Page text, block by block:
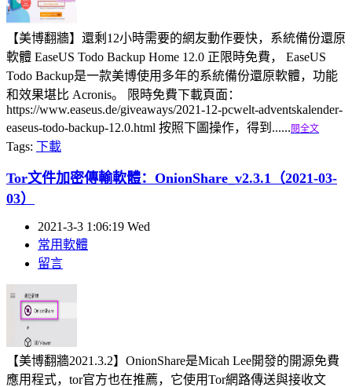
【美博翻牆】還剩12小時需要的網友動作要快，系統備份還原
軟體 EaseUS Todo Backup Home 12.0 正限時免費， EaseUS
Todo Backup是一款美博使用多年的系統備份還原軟體，功能
和效果堪比 Acronis。 限時免費下載頁面：
https://www.easeus.de/giveaways/2021-12-pcwelt-adventskalender-
easeus-todo-backup-12.0.html 按照下圖操作，得到...... 閱全文
Tags: 下載
Tor文件加密傳輸軟體：OnionShare_v2.3.1（2021-03-
03）
2021-3-3 1:06:19 Wed
常用軟體
留言
【美博翻牆2021.3.2】OnionShare是Micah Lee開發的開源免費
應用程式，tor官方也在推薦，它使用Tor網路傳送與接收文